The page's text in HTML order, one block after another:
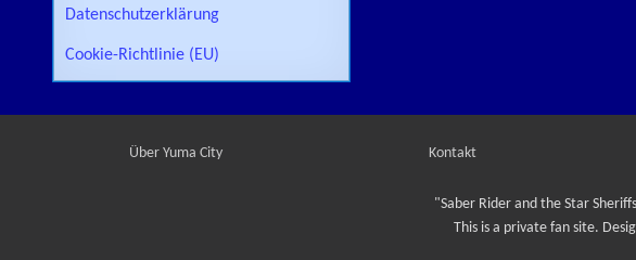
Datenschutzerklärung
Cookie-Richtlinie (EU)
Über Yuma City Kontakt
"Saber Rider and the Star
This is a private fan site.